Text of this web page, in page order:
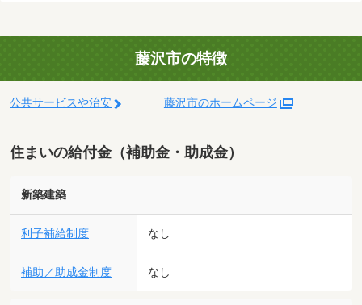
藤沢市の特徴
公共サービスや治安 藤沢市のホームページ
住まいの給付金（補助金・助成金）
新築建築
利子補給制度 なし
補助／助成金制度 なし